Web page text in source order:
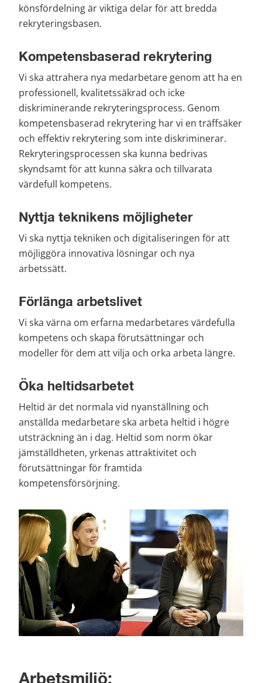
könsfördelning är viktiga delar för att bredda
rekryteringsbasen.
Kompetensbaserad rekrytering
Vi ska attrahera nya medarbetare genom att ha en
professionell, kvalitetssäkrad och icke
diskriminerande rekryteringsprocess. Genom
kompetensbaserad rekrytering har vi en träffsäker
och effektiv rekrytering som inte diskriminerar.
Rekryteringsprocessen ska kunna bedrivas
skyndsamt för att kunna säkra och tillvarata
värdefull kompetens.
Nyttja teknikens möjligheter
Vi ska nyttja tekniken och digitaliseringen för att
möjliggöra innovativa lösningar och nya
arbetssätt.
Förlänga arbetslivet
Vi ska värna om erfarna medarbetares värdefulla
kompetens och skapa förutsättningar och
modeller för dem att vilja och orka arbeta längre.
Öka heltidsarbetet
Heltid är det normala vid nyanställning och
anställda medarbetare ska arbeta heltid i högre
utsträckning än i dag. Heltid som norm ökar
jämställdheten, yrkenas attraktivitet och
förutsättningar för framtida
kompetensförsörjning.
Arbetsmiljö: